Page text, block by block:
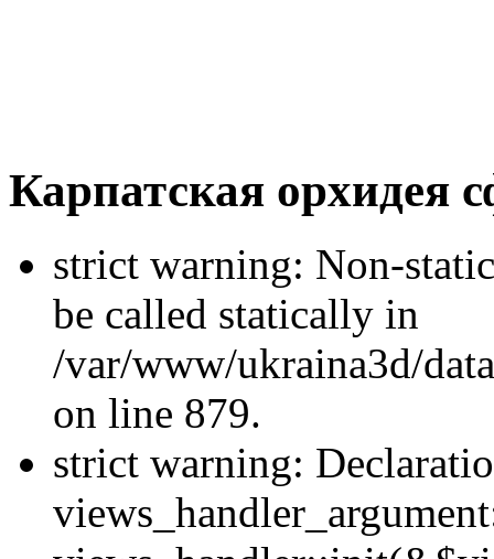
Карпатская орхидея
strict warning: Non-
be called statically in
/var/www/ukraina3d/
on line 879.
strict warning: